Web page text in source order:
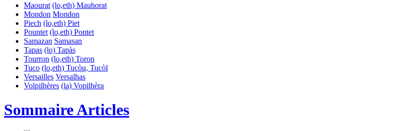
Maourat (lo,eth) Mauhorat
Mondon Mondon
Piech (lo,eth) Piet
Pountet (lo,eth) Pontet
Samazan Samasan
Tapas (lo) Tapàs
Tourron (lo,eth) Toron
Tuco (lo,eth) Tucòu, Tucòl
Versailles Versalhas
Volpilhères (la) Vopilhèra
Sommaire Articles